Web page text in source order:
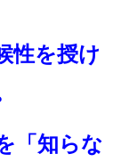
性を授け
「知らな